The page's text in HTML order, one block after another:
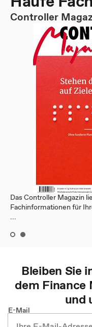
Controller
Das Controller Magazin
Fachinformationen für
...
Bleiben Sie
dem Finance
und
E-Mail